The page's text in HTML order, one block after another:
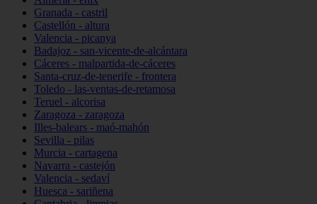
Granada - castril
Castellón - altura
Valencia - picanya
Badajoz - san-vicente-de-alcántara
Cáceres - malpartida-de-cáceres
Santa-cruz-de-tenerife - frontera
Toledo - las-ventas-de-retamosa
Teruel - alcorisa
Zaragoza - zaragoza
Illes-balears - maó-mahón
Sevilla - pilas
Murcia - cartagena
Navarra - castejón
Valencia - sedaví
Huesca - sariñena